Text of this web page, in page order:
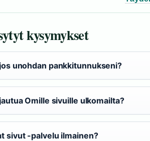
kysymykset
unohdan pankkitunnukseni?
Omille sivuille ulkomailta?
sivut -palvelu ilmainen?